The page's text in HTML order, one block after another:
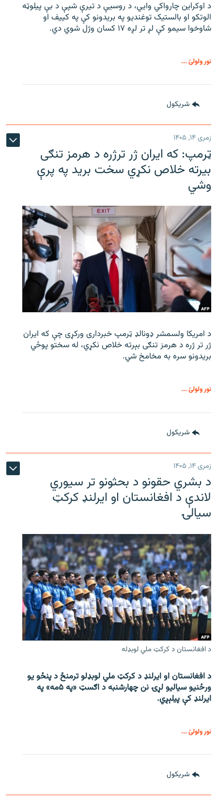
د اوکراین چارواکي وایي، د روسیې د تیرې شپې د بې‌ پیلوټه
الوتکو او بالستیک توغندیو په بریدونو کې په کییف او
شاوخوا سیمو کې لږ تر لږه ۱۷ کسان وژل شوي دي.
نور ولولئ ...
شريکول
زمری ۱۴, ۱۴۰۵
ټرمپ: که ایران ژر ترژره د هرمز تنګی
بیرته خلاص نکړي سخت برید په پرې
وشي
د امریکا ولسمشر ډونالډ ټرمپ خبرداری ورکړی چې که ایران
ژر تر ژره د هرمز تنګی بېرته خلاص نکړي، له سختو پوځي
بریدونو سره به مخامخ شي.
نور ولولئ ...
شريکول
زمری ۱۴, ۱۴۰۵
د بشري حقونو د بحثونو تر سیوري
لاندې د افغانستان او ایرلنډ کرکټ
سیالۍ
د افغانستان د کرکټ ملي لوبډله
د افغانستان او ایرلنډ د کرکټ ملي لوبډلو ترمنځ د پنځو یو
ورځنیو سیالیو لړۍ نن چهارشنبه د اګسټ «په ۵مه» په
ایرلنډ کې پیلېږي.
نور ولولئ ...
شريکول